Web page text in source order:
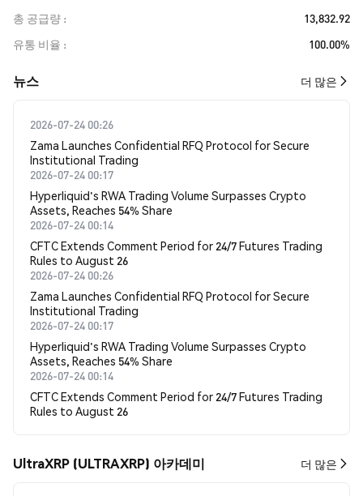
총 공급량
13,832.92
유통 비율
100.00%
뉴스 더 많은
2026-07-24 00:26
Zama Launches Confidential RFQ Protocol for Secure
Institutional Trading
2026-07-24 00:17
Hyperliquid's RWA Trading Volume Surpasses Crypto
Assets, Reaches 54% Share
2026-07-24 00:14
CFTC Extends Comment Period for 24/7 Futures Trading
Rules to August 26
2026-07-24 00:26
Zama Launches Confidential RFQ Protocol for Secure
Institutional Trading
2026-07-24 00:17
Hyperliquid's RWA Trading Volume Surpasses Crypto
Assets, Reaches 54% Share
2026-07-24 00:14
CFTC Extends Comment Period for 24/7 Futures Trading
Rules to August 26
UltraXRP (ULTRAXRP) 아카데미 더 많은